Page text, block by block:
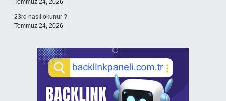
Temmuz 24, 2026
23rd nasıl okunur ?
Temmuz 24, 2026